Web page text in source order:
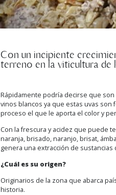
Con un incipiente
terreno en la viticultura de
Rápidamente podría decirse que
vinos blancos ya que estas uvas
proceso el que le aporta el color y
Con la frescura y acidez que puede
naranja, brisado, naranjo, brisat,
genera una extracción de
¿Cuál es su origen?
Originarios de la zona que abarca
historia.